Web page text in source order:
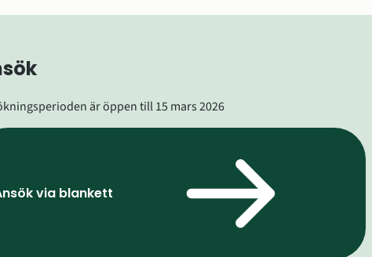
är öppen till 15 mars 2026
via blankett